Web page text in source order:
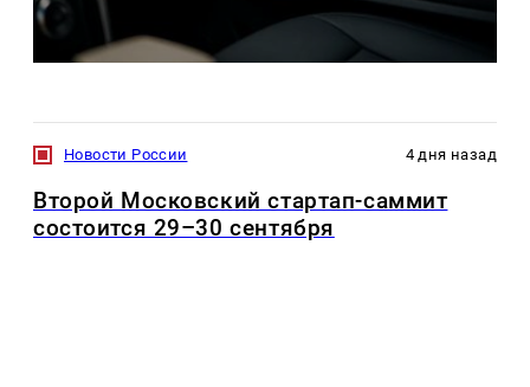
Новости России 4 дня назад
Второй Московский стартап-саммит
состоится 29–30 сентября